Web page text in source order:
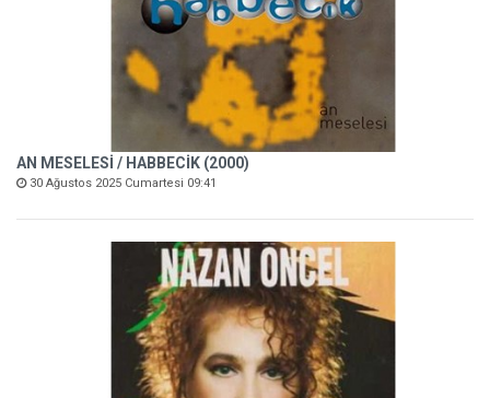
AN MESELESİ / HABBECİK (2000)
30 Ağustos 2025 Cumartesi 09:41